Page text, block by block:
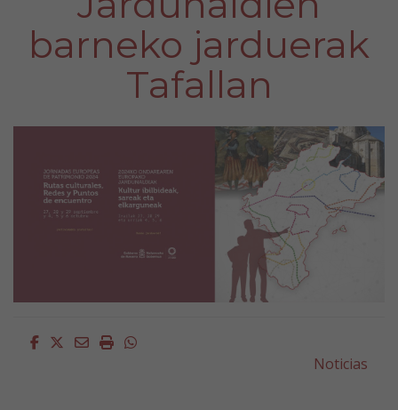
barneko jarduerak
Tafallan
Facebook
Twitter
EmailImprimirWhatsapp
Noticias